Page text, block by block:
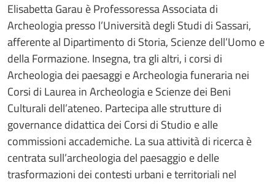
Elisabetta Garau è Professoressa Associata di
Archeologia presso l’Università degli Studi di Sassari,
afferente al Dipartimento di Storia, Scienze dell’Uomo e
della Formazione. Insegna, tra gli altri, i corsi di
Archeologia dei paesaggi e Archeologia funeraria nei
Corsi di Laurea in Archeologia e Scienze dei Beni
Culturali dell’ateneo. Partecipa alle strutture di
governance didattica dei Corsi di Studio e alle
commissioni accademiche. La sua attività di ricerca è
centrata sull’archeologia del paesaggio e delle
trasformazioni dei contesti urbani e territoriali nel